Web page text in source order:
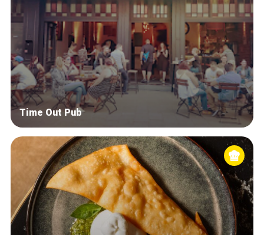
Time Out Pub